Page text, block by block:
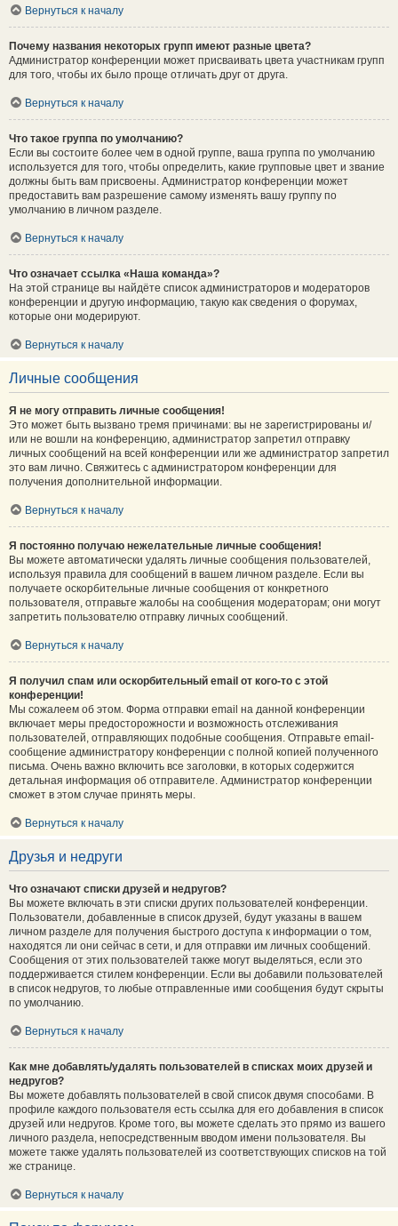
Вернуться к началу
Почему названия некоторых групп имеют разные цвета?
Администратор конференции может присваивать цвета участникам групп
для того, чтобы их было проще отличать друг от друга.
Вернуться к началу
Что такое группа по умолчанию?
Если вы состоите более чем в одной группе, ваша группа по умолчанию
используется для того, чтобы определить, какие групповые цвет и звание
должны быть вам присвоены. Администратор конференции может
предоставить вам разрешение самому изменять вашу группу по
умолчанию в личном разделе.
Вернуться к началу
Что означает ссылка «Наша команда»?
На этой странице вы найдёте список администраторов и модераторов
конференции и другую информацию, такую как сведения о форумах,
которые они модерируют.
Вернуться к началу
Личные сообщения
Я не могу отправить личные сообщения!
Это может быть вызвано тремя причинами: вы не зарегистрированы и/
или не вошли на конференцию, администратор запретил отправку
личных сообщений на всей конференции или же администратор запретил
это вам лично. Свяжитесь с администратором конференции для
получения дополнительной информации.
Вернуться к началу
Я постоянно получаю нежелательные личные сообщения!
Вы можете автоматически удалять личные сообщения пользователей,
используя правила для сообщений в вашем личном разделе. Если вы
получаете оскорбительные личные сообщения от конкретного
пользователя, отправьте жалобы на сообщения модераторам; они могут
запретить пользователю отправку личных сообщений.
Вернуться к началу
Я получил спам или оскорбительный email от кого-то с этой
конференции!
Мы сожалеем об этом. Форма отправки email на данной конференции
включает меры предосторожности и возможность отслеживания
пользователей, отправляющих подобные сообщения. Отправьте email-
сообщение администратору конференции с полной копией полученного
письма. Очень важно включить все заголовки, в которых содержится
детальная информация об отправителе. Администратор конференции
сможет в этом случае принять меры.
Вернуться к началу
Друзья и недруги
Что означают списки друзей и недругов?
Вы можете включать в эти списки других пользователей конференции.
Пользователи, добавленные в список друзей, будут указаны в вашем
личном разделе для получения быстрого доступа к информации о том,
находятся ли они сейчас в сети, и для отправки им личных сообщений.
Сообщения от этих пользователей также могут выделяться, если это
поддерживается стилем конференции. Если вы добавили пользователей
в список недругов, то любые отправленные ими сообщения будут скрыты
по умолчанию.
Вернуться к началу
Как мне добавлять/удалять пользователей в списках моих друзей и
недругов?
Вы можете добавлять пользователей в свой список двумя способами. В
профиле каждого пользователя есть ссылка для его добавления в список
друзей или недругов. Кроме того, вы можете сделать это прямо из вашего
личного раздела, непосредственным вводом имени пользователя. Вы
можете также удалять пользователей из соответствующих списков на той
же странице.
Вернуться к началу